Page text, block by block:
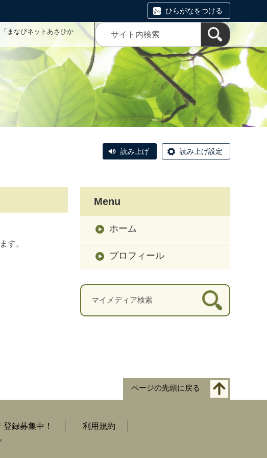
ひらがなをつける
まなびネットあさひか
読み上げ 読み上げ設定
す。
Menu
ホーム
プロフィール
ページの先頭に戻る
録募集中！
利用規約